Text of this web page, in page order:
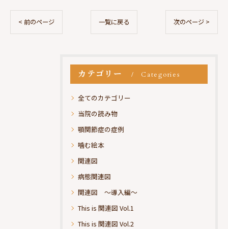
< 前のページ 一覧に戻る 次のページ >
カテゴリー Categories
全てのカテゴリー
当院の読み物
顎関節症の症例
噛む絵本
関連図
病態関連図
関連図 ～導入編～
This is 関連図 Vol.1
This is 関連図 Vol.2